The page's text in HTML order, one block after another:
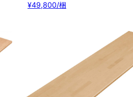
¥49,800/梱